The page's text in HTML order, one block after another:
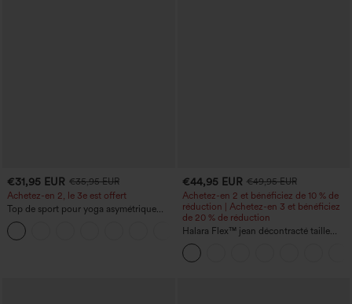
€31,95 EUR €35,95 EUR
Achetez-en 2, le 3e est offert
Top de sport pour yoga asymétrique
(une épaule) à manches longues avec
ouverture pour le pouce, ourlet arrondi
haut-bas, séchage rapide, soutien-gorge
+3
€44,95 EUR €49,95 EUR
Achetez-en 2 et bénéficiez de 10 % de
réduction | Achetez-en 3 et bénéficiez
de 20 % de réduction
Halara Flex™ jean décontracté taille
haute, large, avec poches, ourlet
retroussé et effet délavé